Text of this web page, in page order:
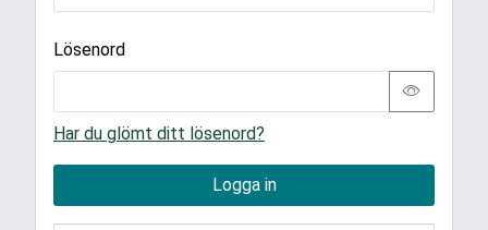
Lösenord
Har du glömt ditt lösenord?
Logga in